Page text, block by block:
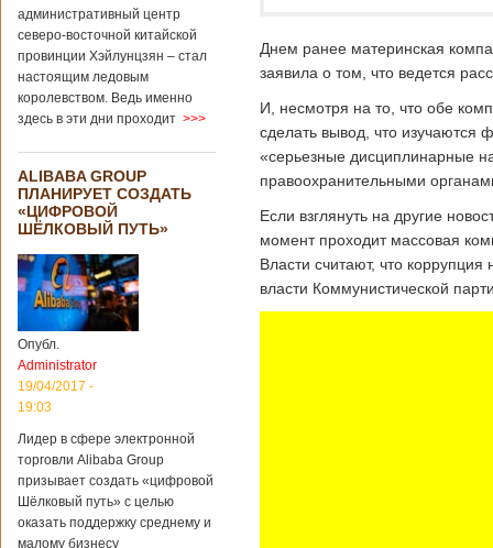
административный центр
северо-восточной китайской
провинции Хэйлунцзян – стал
настоящим ледовым
королевством. Ведь именно
здесь в эти дни проходит >>>
ALIBABA GROUP
ПЛАНИРУЕТ СОЗДАТЬ
«ЦИФРОВОЙ
ШЁЛКОВЫЙ ПУТЬ»
Опубл.
Administrator
19/04/2017 -
19:03
Лидер в сфере электронной
торговли Alibaba Group
призывает создать «цифровой
Шёлковый путь» с целью
оказать поддержку среднему и
малому бизнесу
Днем ранее материнская
заявила о том, что ведется
И, несмотря на то, что обе
сделать вывод, что изучаются
«серьезные дисциплинарные
правоохранительными
Если взглянуть на другие
момент проходит массовая
Власти считают, что коррупция
власти Коммунистической